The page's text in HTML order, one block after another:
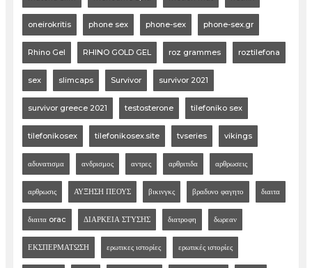
oneirokritis phone sex phone-sex phone-sex.gr
Rhino Gel RHINO GOLD GEL roz grammes roztilefona
sex slimcaps Survivor survivor 2021
survivor greece 2021 testosterone tilefoniko sex
tilefonikosex tilefonikosex.site tvseries vikings
αδυνατισμα ανδρισμος αντρες αρθριτιδα αρθρωσεις
αρθρωσις ΑΥΞΗΣΗ ΠΕΟΥΣ βικινγκς βραδυνο φαγητο διαιτα
διαιτα orac ΔΙΑΡΚΕΙΑ ΣΤΥΣΗΣ διατροφη δωρεαν
ΕΚΣΠΕΡΜΑΤΩΣΗ ερωτικες ιστορίες ερωτικές ιστορίες